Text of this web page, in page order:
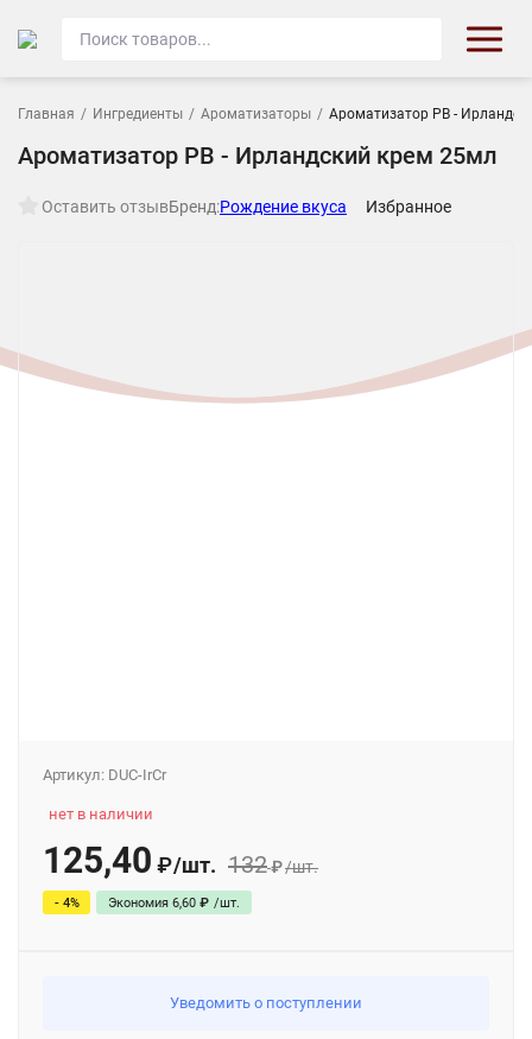
Главная / Ингредиенты / Ароматизаторы / Ароматизатор РВ -
Ароматизатор РВ - Ирландский крем 25мл
Оставить отзывБренд:Рождение вкуса Избранное
Артикул: DUC-IrCr
нет в наличии
125,40 ₽/шт. 132₽/шт.
- 4% Экономия 6,60 ₽ /шт.
Уведомить о поступлении